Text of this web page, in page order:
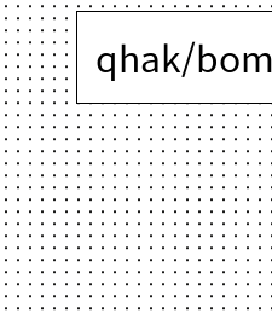
qhak/